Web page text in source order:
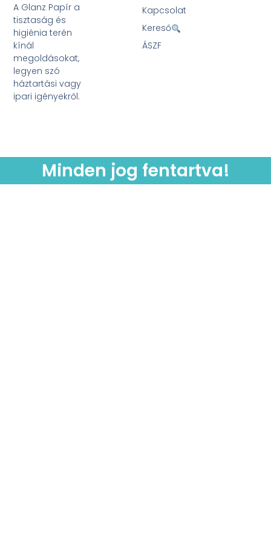
A Glanz Papír a
tisztaság és
higiénia terén
kínál
megoldásokat,
legyen szó
háztartási vagy
ipari igényekről.
Kapcsolat
Kereső
ÁSZF
Minden jog fentartva!